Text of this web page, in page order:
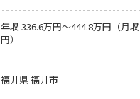
年収 336.6万円～444.8万円（月
円）
福井県 福井市